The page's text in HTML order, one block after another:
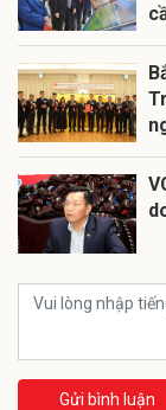
Gửi bình luận